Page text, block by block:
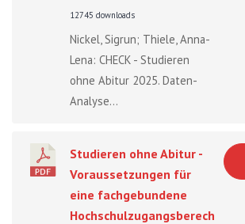
12745 downloads
Nickel, Sigrun; Thiele, Anna-
Lena: CHECK - Studieren
ohne Abitur 2025. Daten-
Analyse...
Studieren ohne Abitur -
Voraussetzungen für
eine fachgebundene
Hochschulzugangsberechtigung